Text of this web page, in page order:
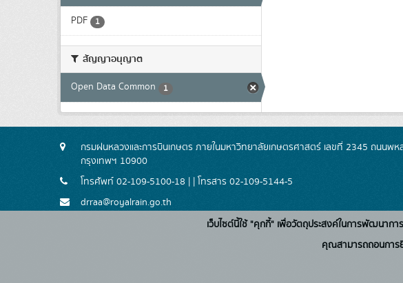
PDF 1
สัญญาอนุญาต
Open Data Common 1
กรมฝนหลวงและการบินเกษตร ภายในมหาวิทยาลัยเกษตรศาสตร์ เลขที่ 2345 ถนนพ
กรุงเทพฯ 10900
โทรศัพท์ 02-109-5100-18 | | โทรสาร 02-109-5144-5
drraa@royalrain.go.th
เว็บไซต์นี้ใช้ "คุกกี้" เพื่อวัตถุประสงค์ในการพัฒนาก
คุณสามารถถอนการ